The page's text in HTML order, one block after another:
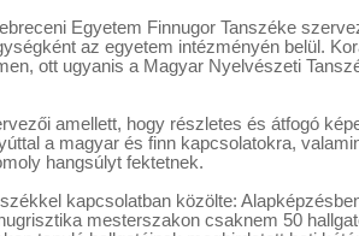
Egyetem Finnugor Tanszéke
az egyetem intézményén belül.
ott ugyanis a Magyar Nyelvészeti
amellett, hogy részletes és átfogó
a magyar és finn kapcsolatokra,
hangsúlyt fektetnek.
kapcsolatban közölte:
mesterszakon csaknem 50